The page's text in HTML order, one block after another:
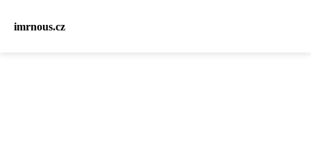
imrnous.cz